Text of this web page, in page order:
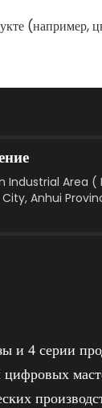
(например,
Industrial Area (
Anhui
и 4 серии
цифровых